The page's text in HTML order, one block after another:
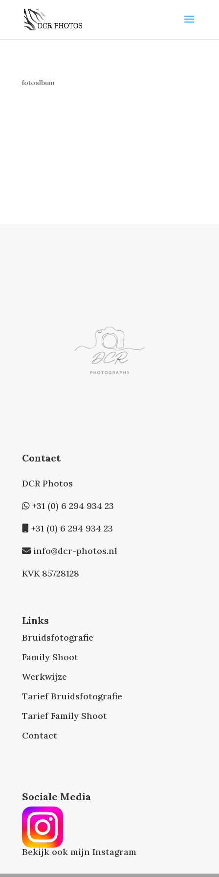
fotoalbum
Contact
DCR Photos
+31 (0) 6 294 934 23
+31 (0) 6 294 934 23
info@dcr-photos.nl
KVK 85728128
Links
Bruidsfotografie
Family Shoot
Werkwijze
Tarief Bruidsfotografie
Tarief Family Shoot
Contact
Sociale Media
Bekijk ook mijn Instagram